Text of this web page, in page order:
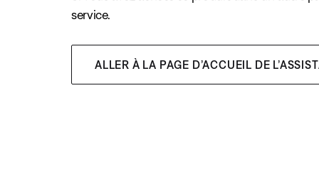
service.
ALLER À LA PAGE D’ACCUEIL DE